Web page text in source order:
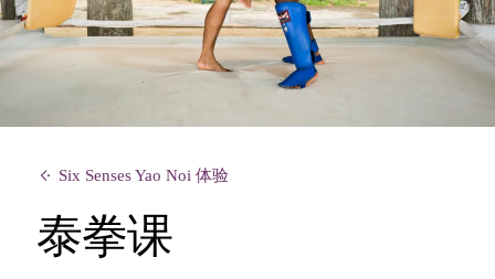
Six Senses Yao Noi 体验
泰拳课